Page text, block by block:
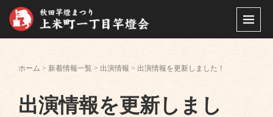
ホーム > 新着情報一覧 > 出演情報 > 出演情報を更新しました！
出演情報を更新しまし